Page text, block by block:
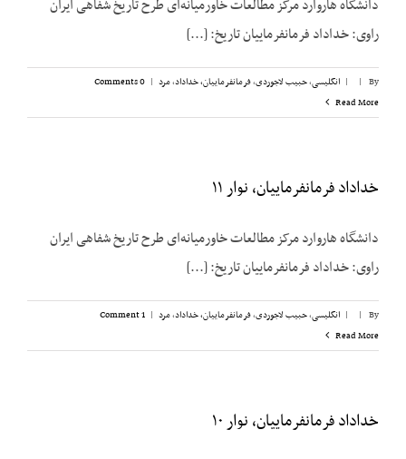
دانشگاه هاروارد مرکز مطالعات خاورمیانه‌ای طرح تاریخ شفاهی ایران
راوی: خداداد فرمانفرماییان تاریخ: [...]
By
|
| انگلیسی,حبیب لاجوردی,فرمانفرماییان، خداداد,مرد |
0 Comments
Read More
خداداد فرمانفرماییان، نوار ۱۱
دانشگاه هاروارد مرکز مطالعات خاورمیانه‌ای طرح تاریخ شفاهی ایران
راوی: خداداد فرمانفرماییان تاریخ: [...]
By
|
| انگلیسی,حبیب لاجوردی,فرمانفرماییان، خداداد,مرد |
1 Comment
Read More
خداداد فرمانفرماییان، نوار ۱۰